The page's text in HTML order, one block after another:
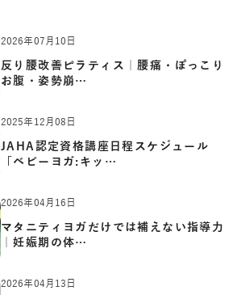
2026年07月10日
反り腰改善ピラティス｜腰痛・ぽっこり
お腹・姿勢崩…
2025年12月08日
JAHA認定資格講座日程スケジュール
「ベビーヨガ:キッ…
2026年04月16日
マタニティヨガだけでは補えない指導力
｜妊娠期の体…
2026年04月13日